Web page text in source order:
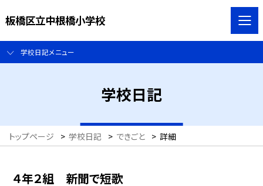
板橋区立中根橋小学校
学校日記メニュー
学校日記
トップページ > 学校日記 > できごと > 詳細
４年２組 新聞で短歌